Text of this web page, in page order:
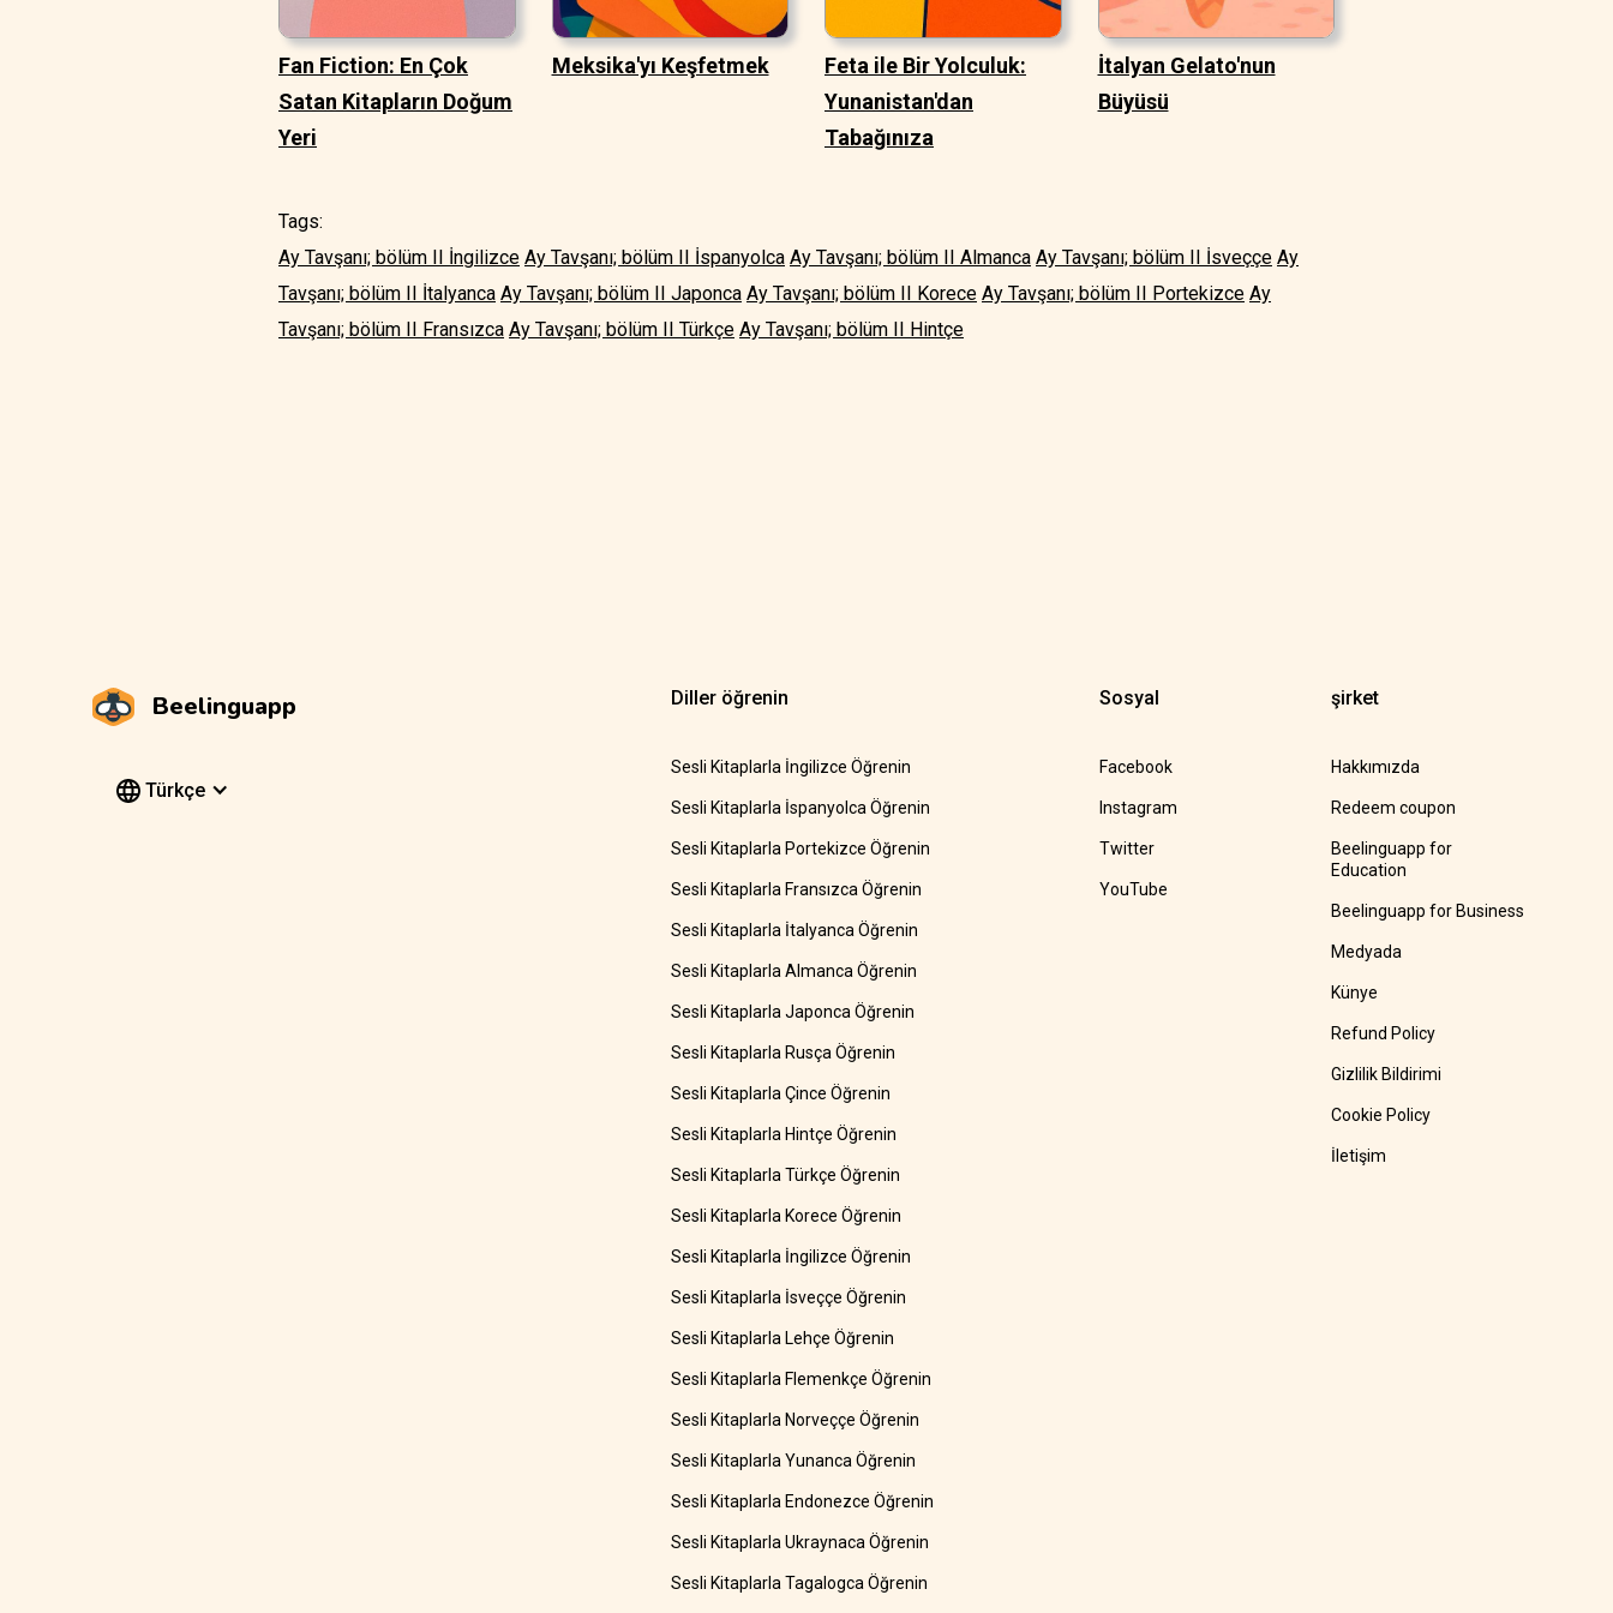
Fan Fiction: En Çok
Satan Kitapların Doğum
Yeri
Meksika'yı Keşfetmek
Feta ile Bir Yolculuk:
Yunanistan'dan
Tabağınıza
İtalyan Gelato'nun
Büyüsü
Tags:
Ay Tavşanı; bölüm II İngilizce Ay Tavşanı; bölüm II İspanyolca Ay Tavşanı; bölüm II Almanca Ay Tavşanı; bölüm II İsveççe Ay
Tavşanı; bölüm II İtalyanca Ay Tavşanı; bölüm II Japonca Ay Tavşanı; bölüm II Korece Ay Tavşanı; bölüm II Portekizce Ay
Tavşanı; bölüm II Fransızca Ay Tavşanı; bölüm II Türkçe Ay Tavşanı; bölüm II Hintçe
Beelinguapp
Türkçe
Diller öğrenin
Sesli Kitaplarla İngilizce Öğrenin
Sesli Kitaplarla İspanyolca Öğrenin
Sesli Kitaplarla Portekizce Öğrenin
Sesli Kitaplarla Fransızca Öğrenin
Sesli Kitaplarla İtalyanca Öğrenin
Sesli Kitaplarla Almanca Öğrenin
Sesli Kitaplarla Japonca Öğrenin
Sesli Kitaplarla Rusça Öğrenin
Sesli Kitaplarla Çince Öğrenin
Sesli Kitaplarla Hintçe Öğrenin
Sesli Kitaplarla Türkçe Öğrenin
Sesli Kitaplarla Korece Öğrenin
Sesli Kitaplarla İngilizce Öğrenin
Sesli Kitaplarla İsveççe Öğrenin
Sesli Kitaplarla Lehçe Öğrenin
Sesli Kitaplarla Flemenkçe Öğrenin
Sesli Kitaplarla Norveççe Öğrenin
Sesli Kitaplarla Yunanca Öğrenin
Sesli Kitaplarla Endonezce Öğrenin
Sesli Kitaplarla Ukraynaca Öğrenin
Sesli Kitaplarla Tagalogca Öğrenin
Sosyal
Facebook
Instagram
Twitter
YouTube
şirket
Hakkımızda
Redeem coupon
Beelinguapp for
Education
Beelinguapp for Business
Medyada
Künye
Refund Policy
Gizlilik Bildirimi
Cookie Policy
İletişim